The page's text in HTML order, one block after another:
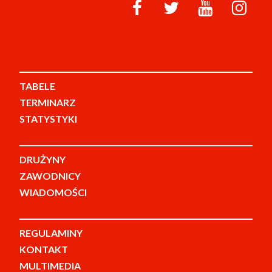
TABELE
TERMINARZ
STATYSTYKI
DRUŻYNY
ZAWODNICY
WIADOMOŚCI
REGULAMINY
KONTAKT
MULTIMEDIA